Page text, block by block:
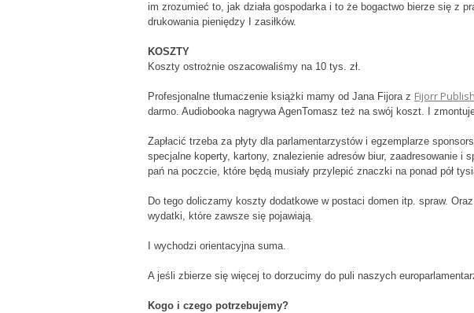
im zrozumieć to, jak działa gospodarka i to że bogactwo bierze się z
drukowania pieniędzy I zasiłków.
KOSZTY
Koszty ostrożnie oszacowaliśmy na 10 tys. zł.
Profesjonalne tłumaczenie książki mamy od Jana Fijora z Fijorr
darmo. Audiobooka nagrywa AgenTomasz też na swój koszt. I
Zapłacić trzeba za płyty dla parlamentarzystów i egzemplarze
specjalne koperty, kartony, znalezienie adresów biur, zaadresowanie i
pań na poczcie, które będą musiały przylepić znaczki na ponad pół
Do tego doliczamy koszty dodatkowe w postaci domen itp. spraw.
wydatki, które zawsze się pojawiają.
I wychodzi orientacyjna suma.
A jeśli zbierze się więcej to dorzucimy do puli naszych
Kogo i czego potrzebujemy?